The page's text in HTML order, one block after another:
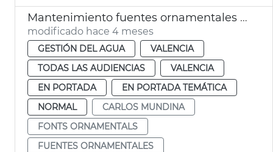
Mantenimiento fuentes ornamentales de València
modificado hace 4 meses
GESTIÓN DEL AGUA
VALENCIA
TODAS LAS AUDIENCIAS
VALENCIA
EN PORTADA
EN PORTADA TEMÁTICA
NORMAL
CARLOS MUNDINA
FONTS ORNAMENTALS
FUENTES ORNAMENTALES